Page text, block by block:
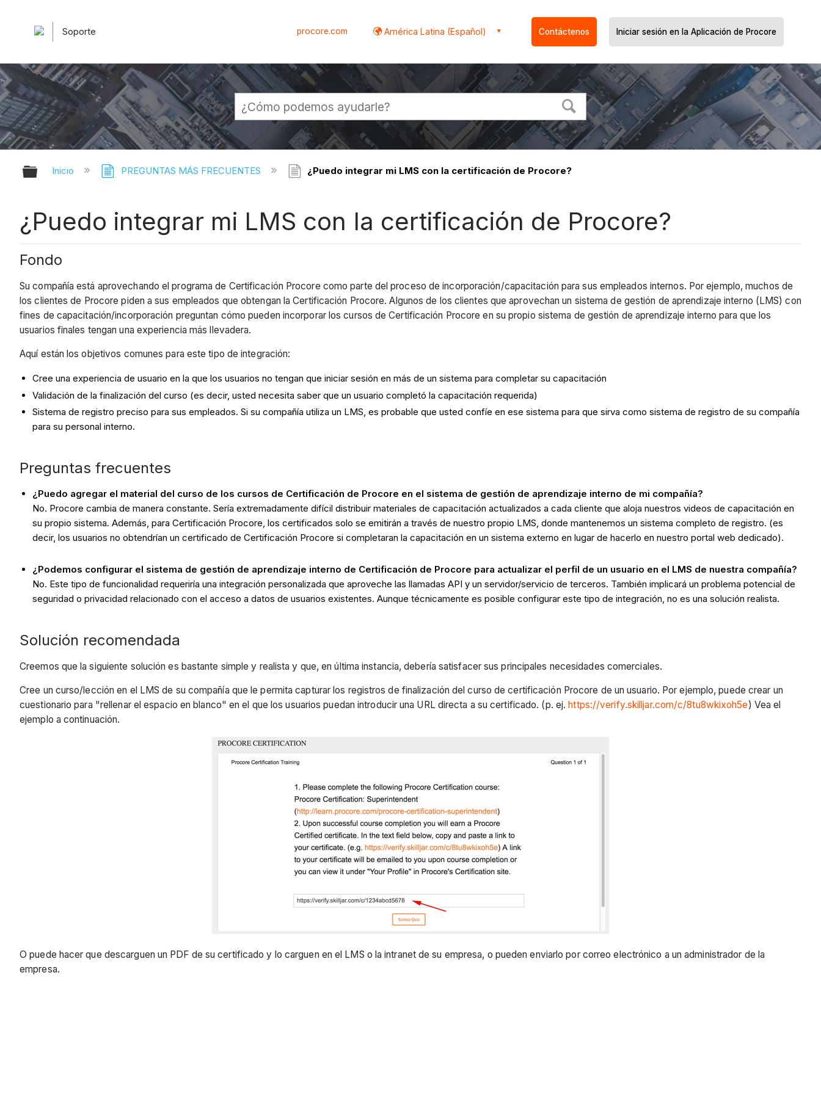
Soporte procore.com América Latina (Español) Contáctenos Iniciar sesión en la Aplicación de Procore
Expandir/contraer jerarquía global
Inicio PREGUNTAS MÁS FRECUENTES ¿Puedo integrar mi LMS con la certificación de Procore?
¿Puedo integrar mi LMS con la certificación de Procore?
Fondo
Su compañía está aprovechando el programa de Certificación Procore como parte del proceso de incorporación/capacitación para sus empleados internos. Por ejemplo, muchos de
los clientes de Procore piden a sus empleados que obtengan la Certificación Procore. Algunos de los clientes que aprovechan un sistema de gestión de aprendizaje interno (LMS) con
fines de capacitación/incorporación preguntan cómo pueden incorporar los cursos de Certificación Procore en su propio sistema de gestión de aprendizaje interno para que los
usuarios finales tengan una experiencia más llevadera.
Aquí están los objetivos comunes para este tipo de integración:
Cree una experiencia de usuario en la que los usuarios no tengan que iniciar sesión en más de un sistema para completar su capacitación
Validación de la finalización del curso (es decir, usted necesita saber que un usuario completó la capacitación requerida)
Sistema de registro preciso para sus empleados. Si su compañía utiliza un LMS, es probable que usted confíe en ese sistema para que sirva como sistema de registro de su compañía
para su personal interno.
Preguntas frecuentes
¿Puedo agregar el material del curso de los cursos de Certificación de Procore en el sistema de gestión de aprendizaje interno de mi compañía?
No. Procore cambia de manera constante. Sería extremadamente difícil distribuir materiales de capacitación actualizados a cada cliente que aloja nuestros videos de capacitación en
su propio sistema. Además, para Certificación Procore, los certificados solo se emitirán a través de nuestro propio LMS, donde mantenemos un sistema completo de registro. (es
decir, los usuarios no obtendrían un certificado de Certificación Procore si completaran la capacitación en un sistema externo en lugar de hacerlo en nuestro portal web dedicado).
¿Podemos configurar el sistema de gestión de aprendizaje interno de Certificación de Procore para actualizar el perfil de un usuario en el LMS de nuestra compañía?
No. Este tipo de funcionalidad requeriría una integración personalizada que aproveche las llamadas API y un servidor/servicio de terceros. También implicará un problema potencial de
seguridad o privacidad relacionado con el acceso a datos de usuarios existentes. Aunque técnicamente es posible configurar este tipo de integración, no es una solución realista.
Solución recomendada
Creemos que la siguiente solución es bastante simple y realista y que, en última instancia, debería satisfacer sus principales necesidades comerciales.
Cree un curso/lección en el LMS de su compañía que le permita capturar los registros de finalización del curso de certificación Procore de un usuario. Por ejemplo, puede crear un
cuestionario para "rellenar el espacio en blanco" en el que los usuarios puedan introducir una URL directa a su certificado. (p. ej.https://verify.skilljar.com/c/8tu8wkixoh5e) Vea el
ejemplo a continuación.
O puede hacer que descarguen un PDF de su certificado y lo carguen en el LMS o la intranet de su empresa, o pueden enviarlo por correo electrónico a un administrador de la
empresa.